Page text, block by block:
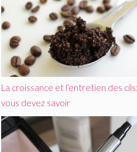
La croissance et l’entretien des
vous devez savoir